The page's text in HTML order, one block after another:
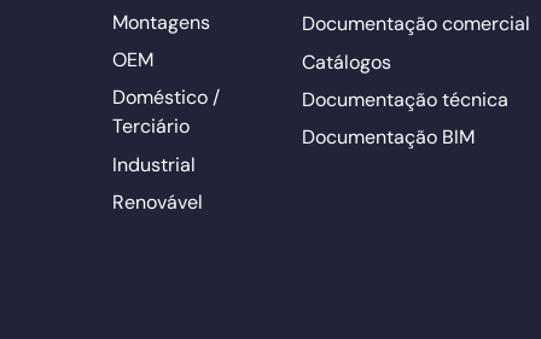
Montagens
OEM
Doméstico /
Terciário
Industrial
Renovável
Documentação comercial
Catálogos
Documentação técnica
Documentação BIM